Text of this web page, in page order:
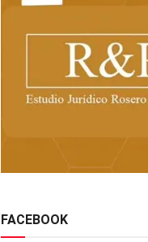
FACEBOOK